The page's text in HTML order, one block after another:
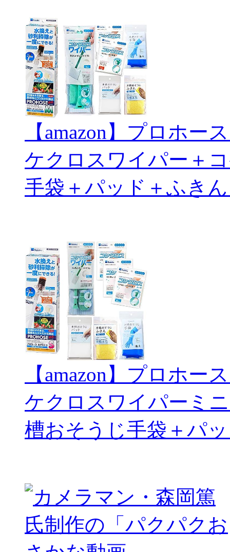
【amazon】プロホ
ケクロスワイパー＋
手袋＋パッド＋ふき
【amazon】プロホー
ケクロスワイパーミ
槽おそうじ手袋＋パ